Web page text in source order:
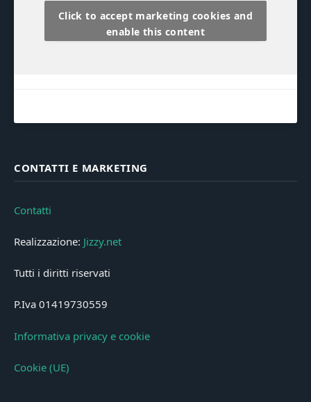
Click to accept marketing cookies and
enable this content
CONTATTI E MARKETING
Contatti
Realizzazione: Jizzy.net
Tutti i diritti riservati
P.Iva 01419730559
Informativa privacy e cookie
Cookie (UE)